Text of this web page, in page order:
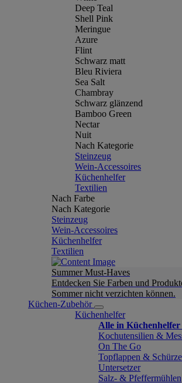
Deep Teal
Shell Pink
Meringue
Azure
Flint
Schwarz matt
Bleu Riviera
Sea Salt
Chambray
Schwarz glänzend
Bamboo Green
Nectar
Nuit
Nach Kategorie
Steinzeug
Wein-Accessoires
Küchenhelfer
Textilien
Nach Farbe
Nach Kategorie
Steinzeug
Wein-Accessoires
Küchenhelfer
Textilien
Summer Must-Haves
Entdecken Sie Farben und
Sommer nicht verzichten können.
Küchen-Zubehör
Küchenhelfer
Alle in Küchenhelfer
Kochutensilien &
On The Go
Topflappen &
Untersetzer
Salz- & Pfeffermühlen